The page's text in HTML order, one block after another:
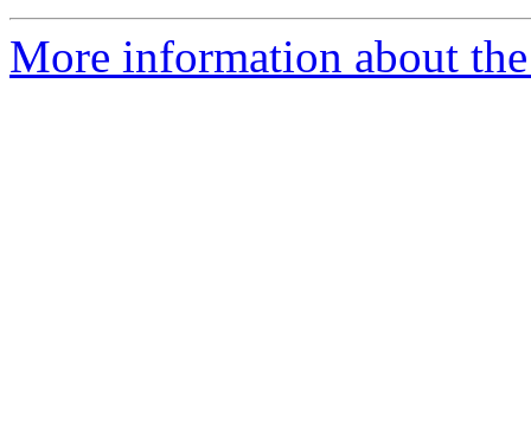
More information about